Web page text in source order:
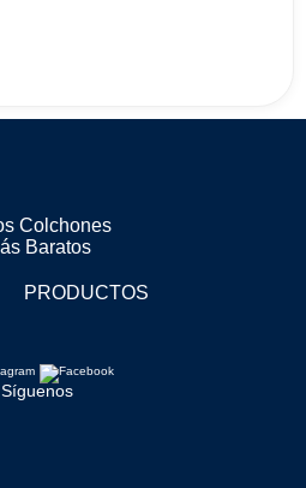
PRODUCTOS
Síguenos